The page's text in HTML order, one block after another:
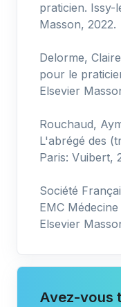
praticien. Issy-
Masson, 2022.
Delorme,
pour le
Elsevier
Rouchaud,
L'abrégé des
Paris: Vuibert,
Société
EMC
Elsevier
Avez-vous